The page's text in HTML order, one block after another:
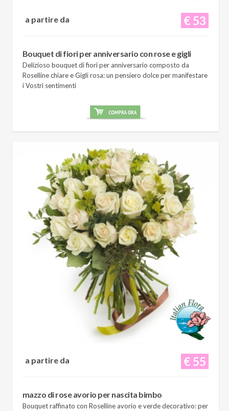
€ 53
a partire da
Bouquet di fiori per anniversario con rose e gigli
Delizioso bouquet di fiori per anniversario composto da
Roselline chiare e Gigli rosa: un pensiero dolce per manifestare
i Vostri sentimenti
€ 55
a partire da
mazzo di rose avorio per nascita bimbo
Bouquet raffinato con Roselline avorio e verde decorativo: per